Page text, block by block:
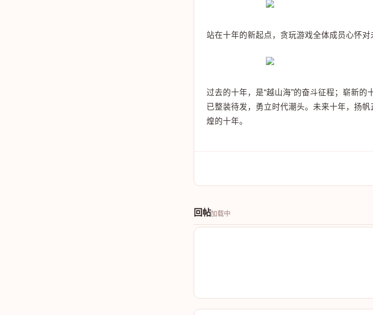
站在十年的新起点，贪玩游戏全体成员心怀对
过去的十年，是“越山海”的奋斗征程；崭新
已整装待发，勇立时代潮头。未来十年，扬
煌的十年。
回帖加载中